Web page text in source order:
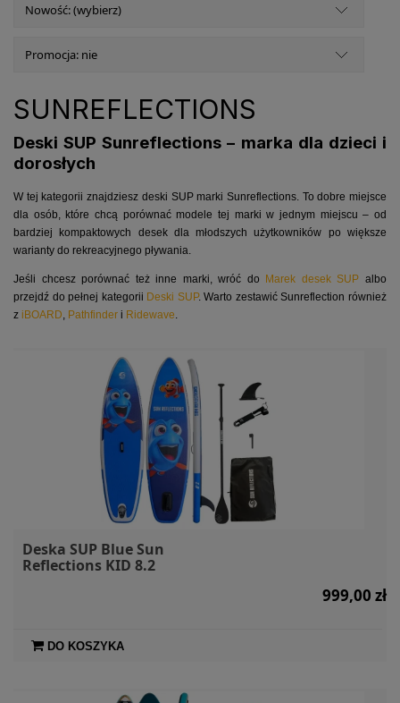
Nowość: (wybierz)
Promocja: nie
SUNREFLECTIONS
Deski SUP Sunreflections – marka dla dzieci i
dorosłych
W tej kategorii znajdziesz deski SUP marki Sunreflections. To dobre miejsce
dla osób, które chcą porównać modele tej marki w jednym miejscu – od
bardziej kompaktowych desek dla młodszych użytkowników po większe
warianty do rekreacyjnego pływania.
Jeśli chcesz porównać też inne marki, wróć do Marek desek SUP albo
przejdź do pełnej kategorii Deski SUP. Warto zestawić Sunreflection również
z iBOARD, Pathfinder i Ridewave.
Deska SUP Blue Sun
Reflections KID 8.2
999,00 zł
DO KOSZYKA